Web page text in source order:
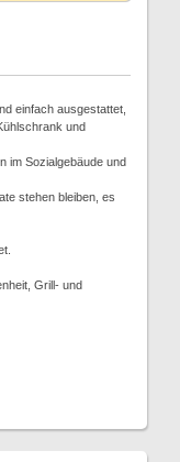
einfach ausgestattet,
und
im Sozialgebäude und
stehen bleiben, es
Grill- und